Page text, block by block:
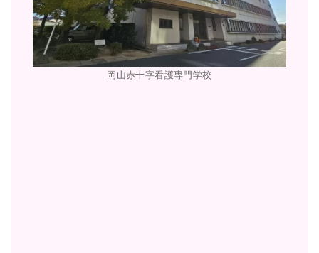
岡山赤十字看護専門学校